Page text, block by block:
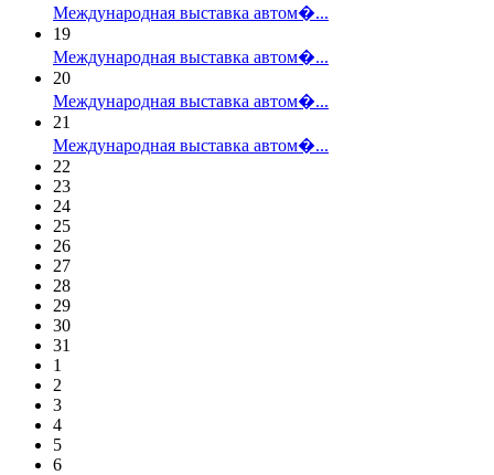
Международная выставка автом�...
19
Международная выставка автом�...
20
Международная выставка автом�...
21
Международная выставка автом�...
22
23
24
25
26
27
28
29
30
31
1
2
3
4
5
6